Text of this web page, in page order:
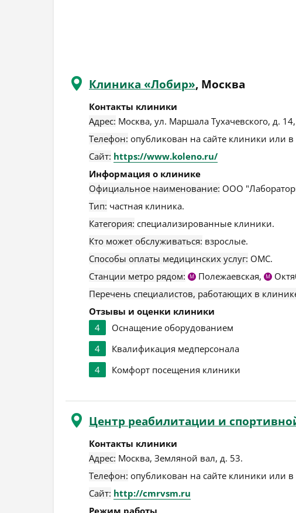
Клиника «Лобир», Москва
Контакты клиники
Адрес: Москва, ул. Маршала Тухачевского, д.
Телефон: опубликован на сайте клиники или
Сайт: https://www.koleno.ru/
Информация о клинике
Официальное наименование: ООО
Тип: частная клиника.
Категория: специализированные клиники.
Кто может обслуживаться: взрослые.
Способы оплаты медицинских услуг: ОМС.
Станции метро рядом:
М Полежаевская, М
Перечень специалистов, работающих в
Отзывы и оценки клиники
4
Оснащение оборудованием
4
Квалификация медперсонала
4
Комфорт посещения клиники
Центр реабилитации и
Контакты клиники
Адрес: Москва, Земляной вал, д. 53.
Телефон: опубликован на сайте клиники или
Сайт: http://cmrvsm.ru
Режим работы